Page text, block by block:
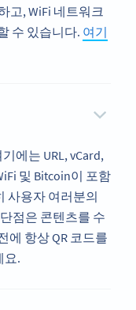
고, WiFi 네트워크
수 있습니다. 여기
에는 URL, vCard,
및 Bitcoin이 포함
사용자 여러분의
점은 콘텐츠를 수
에 항상 QR 코드를
요.